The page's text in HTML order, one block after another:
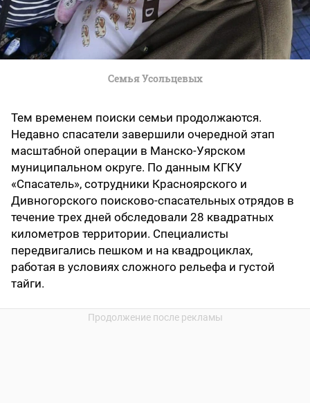
Семья Усольцевых
Тем временем поиски семьи продолжаются.
Недавно спасатели завершили очередной этап
масштабной операции в Манско-Уярском
муниципальном округе. По данным КГКУ
«Спасатель», сотрудники Красноярского и
Дивногорского поисково-спасательных отрядов в
течение трех дней обследовали 28 квадратных
километров территории. Специалисты
передвигались пешком и на квадроциклах,
работая в условиях сложного рельефа и густой
тайги.